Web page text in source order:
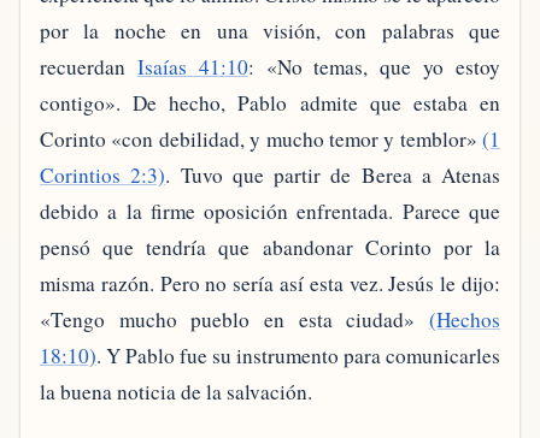
por la noche en una visión, con palabras que
recuerdan Isaías 41:10: «No temas, que yo estoy
contigo». De hecho, Pablo admite que estaba en
Corinto «con debilidad, y mucho temor y temblor» (1
Corintios 2:3). Tuvo que partir de Berea a Atenas
debido a la firme oposición enfrentada. Parece que
pensó que tendría que abandonar Corinto por la
misma razón. Pero no sería así esta vez. Jesús le dijo:
«Tengo mucho pueblo en esta ciudad» (Hechos
18:10). Y Pablo fue su instrumento para comunicarles
la buena noticia de la salvación.